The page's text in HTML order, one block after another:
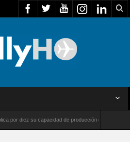
diez su capacidad de producción de radares en